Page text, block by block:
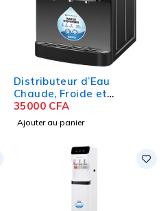
Distributeur d’Eau
Chaude, Froide et
Température Ambiante
35000 CFA
Ajouter au panier